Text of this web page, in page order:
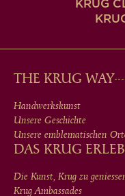
KRUG
MAIN
MEN
IN
FOOTER
THE KRUG WAY
Handwerkskunst
Unsere Geschichte
Unsere emblematischen
DAS KRUG
Die Kunst, Krug zu
Krug Ambassades